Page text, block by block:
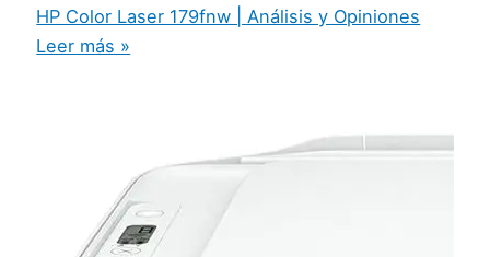
HP Color Laser 179fnw | Análisis y Opiniones
Leer más »